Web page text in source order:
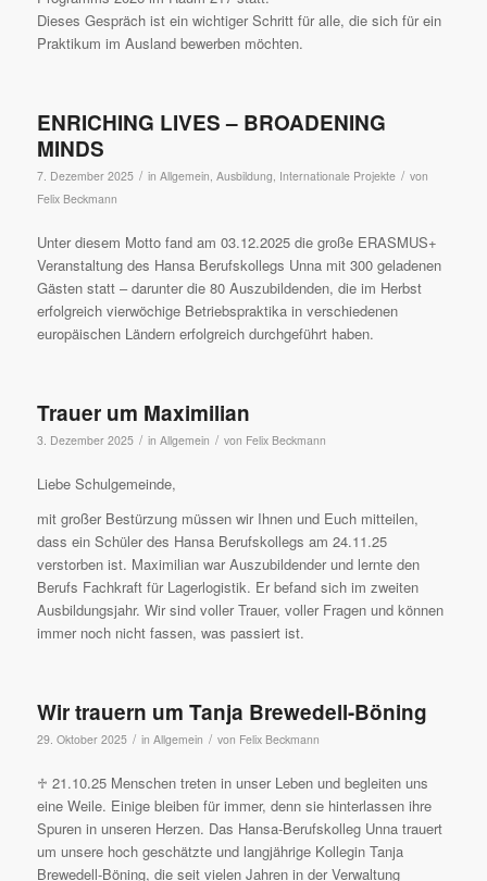
Dieses Gespräch ist ein wichtiger Schritt für alle, die sich für ein
Praktikum im Ausland bewerben möchten.
ENRICHING LIVES – BROADENING
MINDS
7. Dezember 2025 / in Allgemein Ausbildung Internationale Projekte / von
Felix Beckmann
Unter diesem Motto fand am 03.12.2025 die große ERASMUS+
Veranstaltung des Hansa Berufskollegs Unna mit 300 geladenen
Gästen statt – darunter die 80 Auszubildenden, die im Herbst
erfolgreich vierwöchige Betriebspraktika in verschiedenen
europäischen Ländern erfolgreich durchgeführt haben.
Trauer um Maximilian
3. Dezember 2025 / in Allgemein / von Felix Beckmann
Liebe Schulgemeinde,
mit großer Bestürzung müssen wir Ihnen und Euch mitteilen,
dass ein Schüler des Hansa Berufskollegs am 24.11.25
verstorben ist. Maximilian war Auszubildender und lernte den
Berufs Fachkraft für Lagerlogistik. Er befand sich im zweiten
Ausbildungsjahr. Wir sind voller Trauer, voller Fragen und können
immer noch nicht fassen, was passiert ist.
Wir trauern um Tanja Brewedell-Böning
29. Oktober 2025 / in Allgemein / von Felix Beckmann
♱ 21.10.25 Menschen treten in unser Leben und begleiten uns
eine Weile. Einige bleiben für immer, denn sie hinterlassen ihre
Spuren in unseren Herzen. Das Hansa-Berufskolleg Unna trauert
um unsere hoch geschätzte und langjährige Kollegin Tanja
Brewedell-Böning, die seit vielen Jahren in der Verwaltung